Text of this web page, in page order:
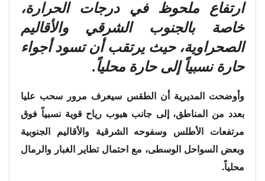
ارتفاع ملحوظ في درجات الحرارة،
خاصة بالجنوب الشرقي والأقاليم
الصحراوية، حيث يرتقب أن تسود أجواء
حارة نسبياً إلى حارة محلياً.
وأوضحت المديرية أن الطقس سيعرف مرور سحب عليا
بعدد من المناطق، إلى جانب هبوب رياح قوية نسبياً فوق
مرتفعات الأطلس وسفوحه الشرقية والأقاليم الجنوبية
وبعض السواحل الوسطى، مع احتمال تطاير الغبار والرمال
محلياً.